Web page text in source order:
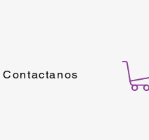
Contactanos